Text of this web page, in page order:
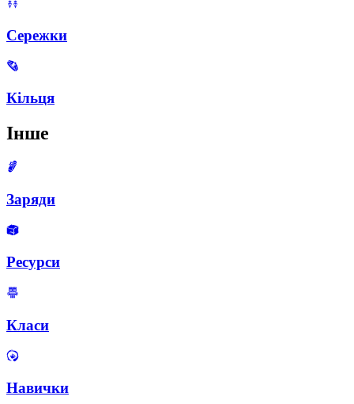
Сережки
Кільця
Інше
Заряди
Ресурси
Класи
Навички